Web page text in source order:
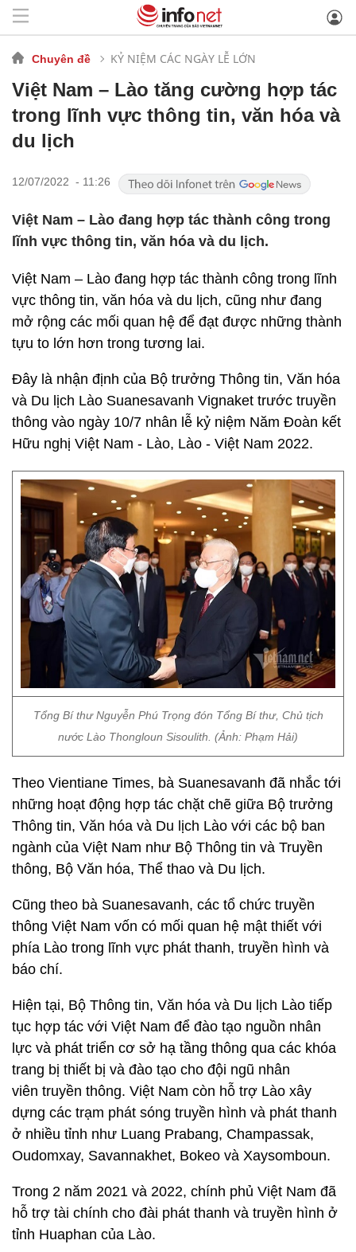
Chuyên đề KỶ NIỆM CÁC NGÀY LỄ LỚN
Việt Nam – Lào tăng cường hợp tác
trong lĩnh vực thông tin, văn hóa và
du lịch
12/07/2022 - 11:26
Việt Nam – Lào đang hợp tác thành công trong
lĩnh vực thông tin, văn hóa và du lịch.
Việt Nam – Lào đang hợp tác thành công trong lĩnh
vực thông tin, văn hóa và du lịch, cũng như đang
mở rộng các mối quan hệ để đạt được những thành
tựu to lớn hơn trong tương lai.
Đây là nhận định của Bộ trưởng Thông tin, Văn hóa
và Du lịch Lào Suanesavanh Vignaket trước truyền
thông vào ngày 10/7 nhân lễ kỷ niệm Năm Đoàn kết
Hữu nghị Việt Nam - Lào, Lào - Việt Nam 2022.
Tổng Bí thư Nguyễn Phú Trọng đón Tổng Bí thư, Chủ tịch
nước Lào Thongloun Sisoulith. (Ảnh: Phạm Hải)
Theo Vientiane Times, bà Suanesavanh đã nhắc tới
những hoạt động hợp tác chặt chẽ giữa Bộ trưởng
Thông tin, Văn hóa và Du lịch Lào với các bộ ban
ngành của Việt Nam như Bộ Thông tin và Truyền
thông, Bộ Văn hóa, Thể thao và Du lịch.
Cũng theo bà Suanesavanh, các tổ chức truyền
thông Việt Nam vốn có mối quan hệ mật thiết với
phía Lào trong lĩnh vực phát thanh, truyền hình và
báo chí.
Hiện tại, Bộ Thông tin, Văn hóa và Du lịch Lào tiếp
tục hợp tác với Việt Nam để đào tạo nguồn nhân
lực và phát triển cơ sở hạ tầng thông qua các khóa
trang bị thiết bị và đào tạo cho đội ngũ nhân
viên truyền thông. Việt Nam còn hỗ trợ Lào xây
dựng các trạm phát sóng truyền hình và phát thanh
ở nhiều tỉnh như Luang Prabang, Champassak,
Oudomxay, Savannakhet, Bokeo và Xaysomboun.
Trong 2 năm 2021 và 2022, chính phủ Việt Nam đã
hỗ trợ tài chính cho đài phát thanh và truyền hình ở
tỉnh Huaphan của Lào.